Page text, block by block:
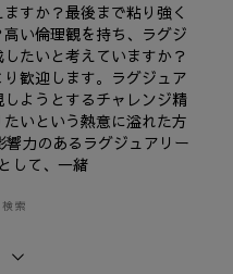
リティ
ーム
報
すか？最後まで粘り強く
い倫理観を持ち、ラグジ
たいと考えていますか？
歓迎します。ラグジュア
ようとするチャレンジ精
いという熱意に溢れた方
力のあるラグジュアリー
して、一緒
索